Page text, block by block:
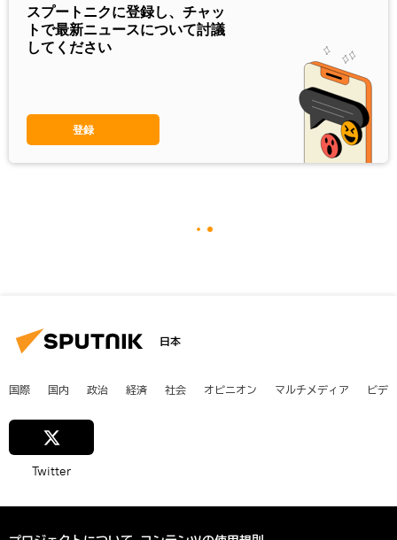
スプートニクに登録し、チャッ
トで最新ニュースについて討議
してください
登録
日本
国際 国内 政治 経済 社会 オピニオン マルチメディア ビデ
Twitter